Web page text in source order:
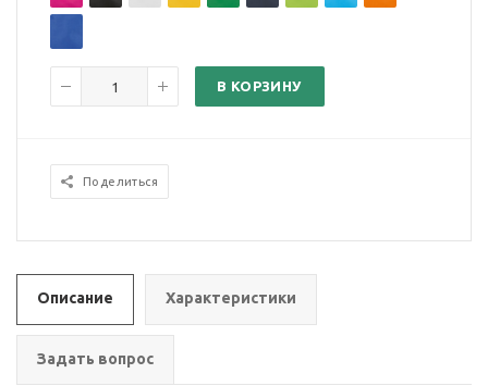
В КОРЗИНУ
Поделиться
Описание Характеристики
Задать вопрос